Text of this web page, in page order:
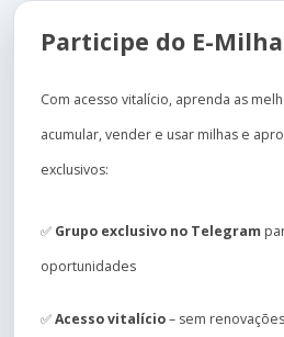
Participe do E-
Com acesso vitalício, aprenda as
acumular, vender e usar milhas e
exclusivos:
✅ Grupo exclusivo no Telegram
oportunidades
✅Acesso vitalício– sem